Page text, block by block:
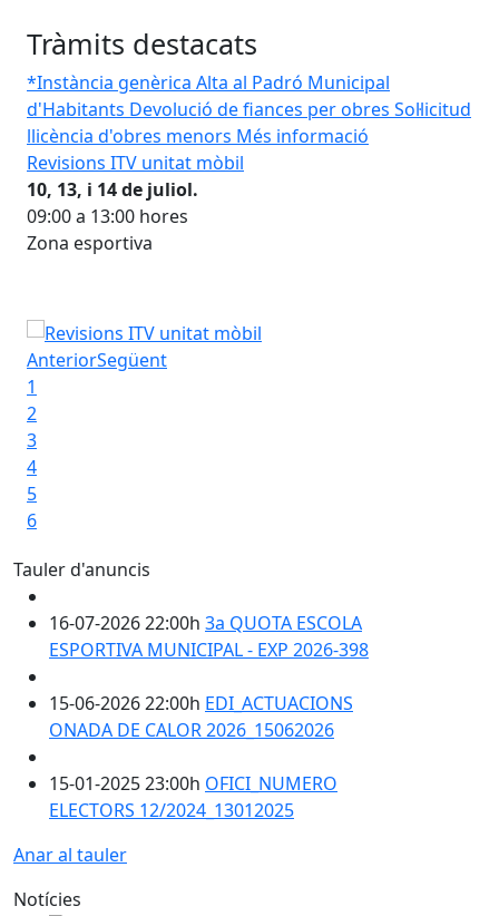
Tràmits destacats
*Instància genèrica Alta al Padró Municipal
d'Habitants Devolució de fiances per obres Sol·licitud
llicència d'obres menors Més informació
Revisions ITV unitat mòbil
10, 13, i 14 de juliol.
09:00 a 13:00 hores
Zona esportiva
Revisions ITV unitat mòbil
AnteriorSegüent
1
2
3
4
5
6
Tauler d'anuncis
16-07-2026 22:00h 3a QUOTA ESCOLA
ESPORTIVA MUNICIPAL - EXP 2026-398
15-06-2026 22:00h EDI_ACTUACIONS
ONADA DE CALOR 2026_15062026
15-01-2025 23:00h OFICI_NUMERO
ELECTORS 12/2024_13012025
Anar al tauler
Notícies
Cursa Parc dels Talls